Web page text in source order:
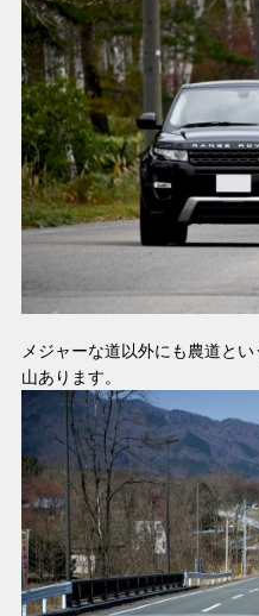
メジャーな道以外にも農道と
山あります。